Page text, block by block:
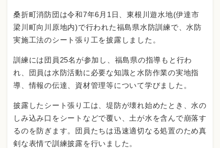
桑折町消防団は令和7年6月1日、東根川遊水地(伊達市
梁川町向川原地内)で行われた福島県水防訓練で、水防
実施工法のシート張り工を披露しました。
訓練には団員25名が参加し、福島県の指導もと行わ
れ、団員は水防活動に必要な知識と水防作業の実地指
導、情報の伝達、資材管理等について学びました。
披露したシート張り工は、堤防が壊れ始めたとき、水の
しみ込み口をシートなどで覆い、土が水を含んで崩落す
るのを防ぎます。団員たちは迅速適切なる処置のため真
剣な表情で訓練披露を行いました。